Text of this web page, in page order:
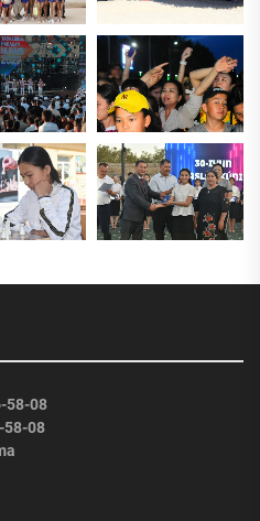
58-08
58-08